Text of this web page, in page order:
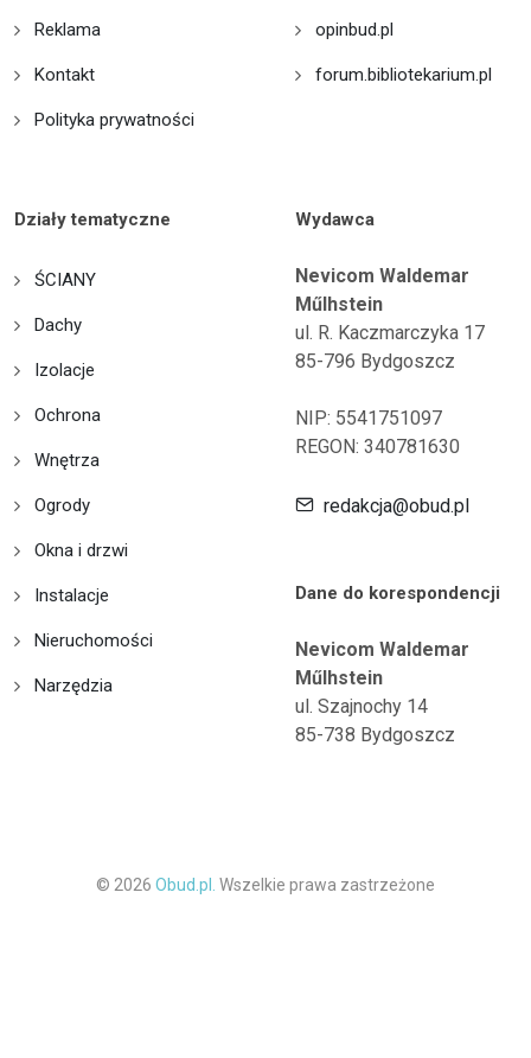
Reklama
Kontakt
Polityka prywatności
opinbud.pl
forum.bibliotekarium.pl
Działy tematyczne
ŚCIANY
Dachy
Izolacje
Ochrona
Wnętrza
Ogrody
Okna i drzwi
Instalacje
Nieruchomości
Narzędzia
Wydawca
Nevicom Waldemar
Műlhstein
ul. R. Kaczmarczyka 17
85-796 Bydgoszcz
NIP: 5541751097
REGON: 340781630
redakcja@obud.pl
Dane do korespondencji
Nevicom Waldemar
Műlhstein
ul. Szajnochy 14
85-738 Bydgoszcz
© 2026 Obud.pl. Wszelkie prawa zastrzeżone